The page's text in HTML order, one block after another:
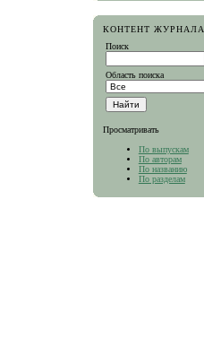
КОНТЕНТ ЖУРНАЛА
Поиск
Область поиска
Просматривать
По выпускам
По авторам
По названию
По разделам